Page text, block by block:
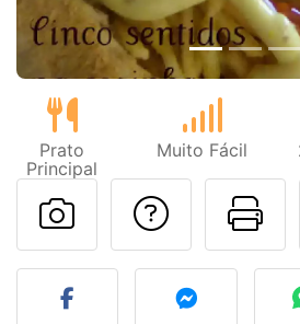
Prato
Principal
Muito Fácil
Falar
Fez esta